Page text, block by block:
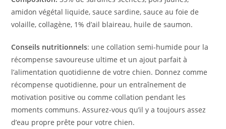
amidon végétal liquide, sauce sardine, sauce au foie de
volaille, collagène, 1% d’ail blaireau, huile de saumon.‎
‎Conseils nutritionnels‎‎: une collation semi-humide pour la
récompense savoureuse ultime et un ajout parfait à
l’alimentation quotidienne de votre chien. Donnez comme
récompense quotidienne, pour un entraînement de
motivation positive ou comme collation pendant les
moments communs. Assurez-vous qu’il y a toujours assez
d’eau propre prête pour votre chien.‎